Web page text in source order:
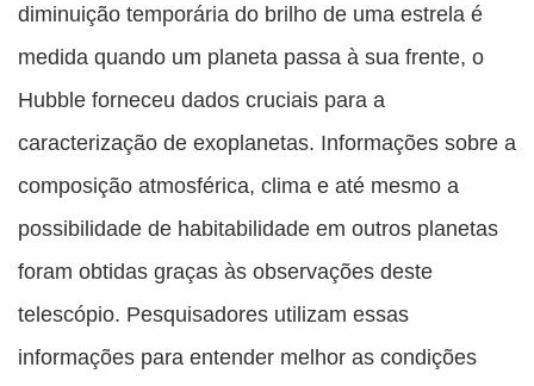
diminuição temporária do brilho de uma estrela é
medida quando um planeta passa à sua frente, o
Hubble forneceu dados cruciais para a
caracterização de exoplanetas. Informações sobre a
composição atmosférica, clima e até mesmo a
possibilidade de habitabilidade em outros planetas
foram obtidas graças às observações deste
telescópio. Pesquisadores utilizam essas
informações para entender melhor as condições